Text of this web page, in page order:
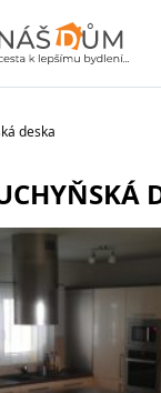
deska